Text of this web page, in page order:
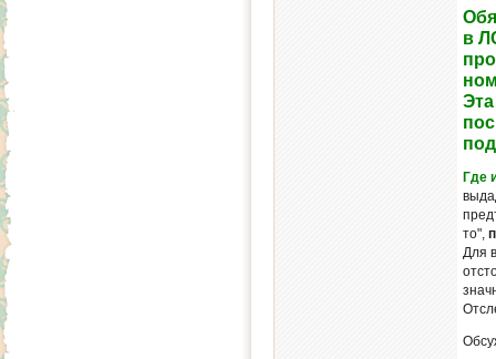
в
Где
то",
Для